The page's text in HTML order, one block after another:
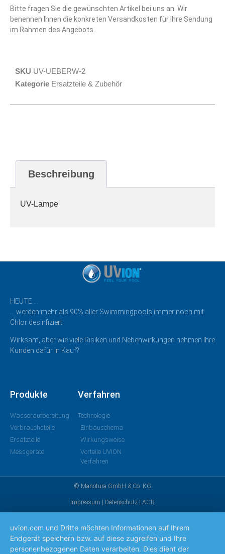
Bitte fragen Sie die gewünschten Artikel bei uns an. Wir
benennen Ihnen die konkreten Versandkosten für Ihre Sendung
im Rahmen des Angebots.
SKU UV-UEBERW-2
Kategorie Ersatzteile & Zubehör
Beschreibung
UV-Lampe
HEUTE …
… werden mehr als 90% aller Swimmingpools immer noch mit
Chlor desinfiziert.
Wirksam, aber wie viele Risiken und Nebenwirkungen nehmen Ihre
Kunden dafür in Kauf?
Produkte
Wasseraufbereitung
Verbrauchsteile
Ersatzteile
Messgeräte
Verfahren
Technologie
Einbauschema
Wirkungsweise
Vorteile UVION
Verfahren
© Manotura GmbH & Co. KG
Impressum | Datenschutz | AGB
uvion.com und Dritte möchten Informationen auf Ihrem
Endgerät speichern bzw. auf diese zugreifen und Ihre
personenbezogenen Daten verarbeiten. Dies dient der